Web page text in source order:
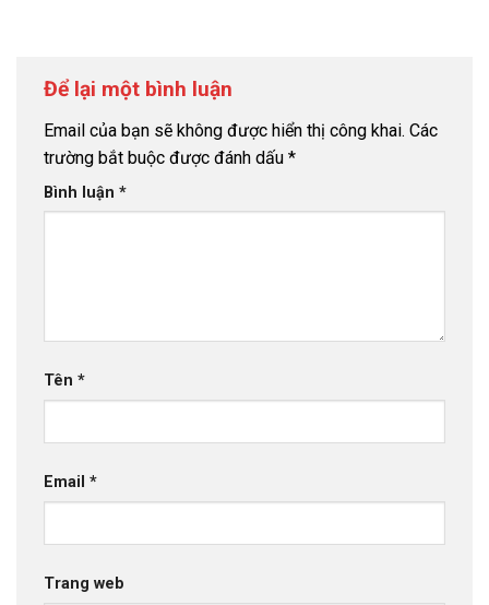
Để lại một bình luận
Email của bạn sẽ không được hiển thị công khai. Các
trường bắt buộc được đánh dấu *
Bình luận *
Tên *
Email *
Trang web